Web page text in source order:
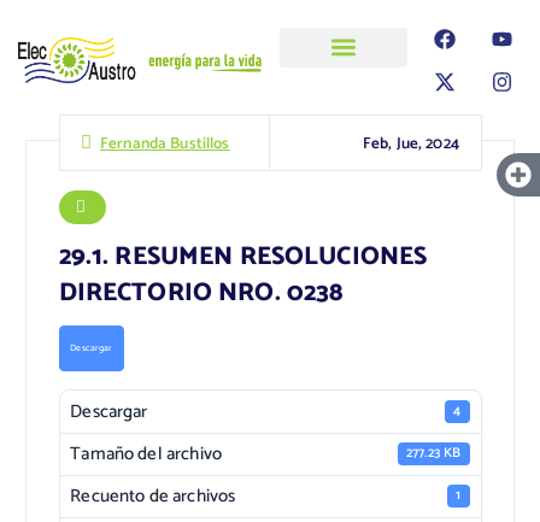
Fernanda Bustillos Feb, Jue, 2024
29.1. RESUMEN RESOLUCIONES
DIRECTORIO NRO. 0238
Descargar
Descargar 4
Tamaño del archivo 277.23 KB
Recuento de archivos 1